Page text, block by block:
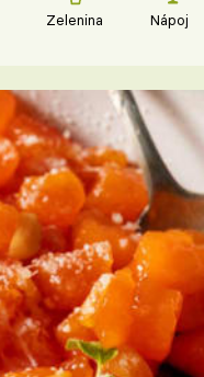
Zelenina Nápoje